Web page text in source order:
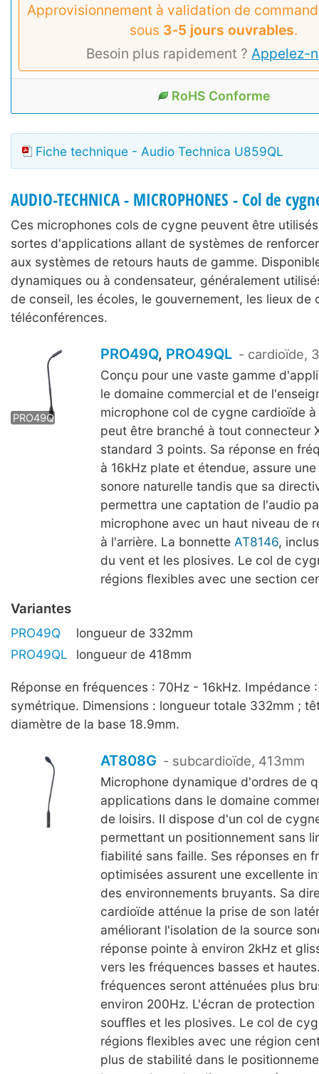
Approvisionnement à validation de
sous 3‑5 jours ouvrables.
Besoin plus rapidement ? Appelez-
RoHS Conforme
Fiche technique - Audio Technica U859QL
AUDIO-TECHNICA - MICROPHONES - Col de
Ces microphones cols de cygne peuvent être
sortes d'applications allant de systèmes de
aux systèmes de retours hauts de gamme.
dynamiques ou à condensateur, généralement
de conseil, les écoles, le gouvernement, les lieux de
téléconférences.
PRO49Q
PRO49QL
PRO49Q, PRO49QL - cardioïde,
Conçu pour une vaste gamme
le domaine commercial et de
microphone col de cygne cardioïde
peut être branché à tout connecteur
standard 3 points. Sa réponse en
à 16kHz plate et étendue, assure
sonore naturelle tandis que sa
permettra une captation de l'audio
microphone avec un haut niveau de
à l'arrière. La bonnette AT8146,
du vent et les plosives. Le col de
régions flexibles avec une section
Variantes
PRO49Q
longueur de 332mm
PRO49QL
longueur de 418mm
Réponse en fréquences : 70Hz - 16kHz. Impédance
symétrique. Dimensions : longueur totale 332mm ;
diamètre de la base 18.9mm.
AT808G - subcardioïde, 413mm
Microphone dynamique d'ordres de
applications dans le domaine
de loisirs. Il dispose d'un col de
permettant un positionnement sans
fiabilité sans faille. Ses réponses en
optimisées assurent une excellente
des environnements bruyants. Sa
cardioïde atténue la prise de son
améliorant l'isolation de la source
réponse pointe à environ 2kHz et
vers les fréquences basses et
fréquences seront atténuées plus
environ 200Hz. L'écran de protection
souffles et les plosives. Le col de
régions flexibles avec une région
plus de stabilité dans le